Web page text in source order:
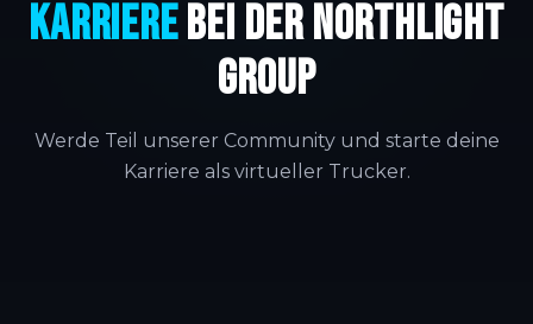
Karrierebei der Northlight
Group
Werde Teil unserer Community und starte deine
Karriere als virtueller Trucker.